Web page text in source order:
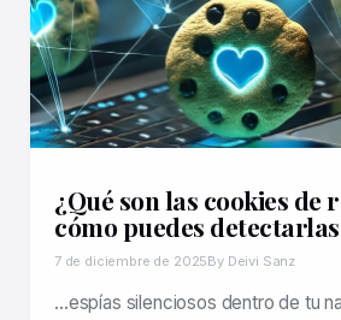
¿Qué son las cookies de
cómo puedes
7 de diciembre de 2025By Deivi Sanz
…espías silenciosos dentro de tu